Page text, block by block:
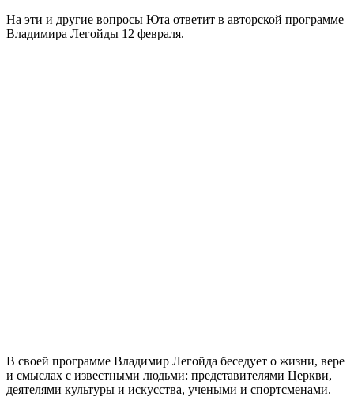
На эти и другие вопросы Юта ответит в авторской программе
Владимира Легойды 12 февраля.
В своей программе Владимир Легойда беседует о жизни, вере
и смыслах с известными людьми: представителями Церкви,
деятелями культуры и искусства, учеными и спортсменами.